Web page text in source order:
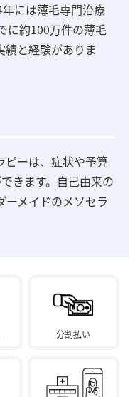
には薄毛専門治療
に約100万件の薄毛
績と経験がありま
ピーは、症状や予算
きます。自己由来の
ーメイドのメソセラ
分割払い